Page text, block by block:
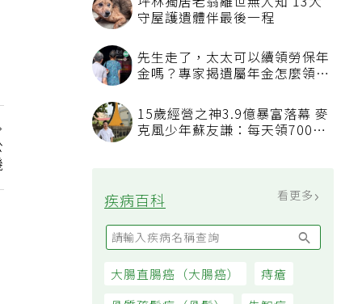
坪林獨居老翁離世無人知 13犬
守屋護遺體伴最後一程
先生走了，太太可以續領勞保年
金嗎？專家揭遺屬年金怎麼領，
15歲經營之神3.9億暴富落幕 麥
克風少年蘇友謙：每天領700元
疾病百科
大腸直腸癌（大腸癌）
痔瘡